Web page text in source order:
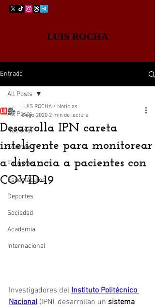
LUIS ROCHA
Entrada
All Posts
Nacional
Edomex
Finanzas
Espectáculos
Deportes
Sociedad
Academia
Internacional
All Posts
Desarrolla IPN careta
inteligente para monitorear
a distancia a pacientes con
COVID-19
LUIS ROCHA / Noticias
8 ago 2020 2 min de lectura
Investigadores del Instituto Politécnico
Nacional (IPN), desarrollan un sistema